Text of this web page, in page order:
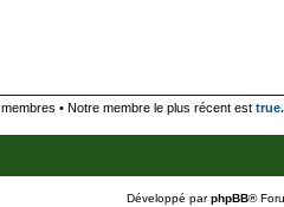
membres • Notre membre le plus récent est
Développé parphpBB®